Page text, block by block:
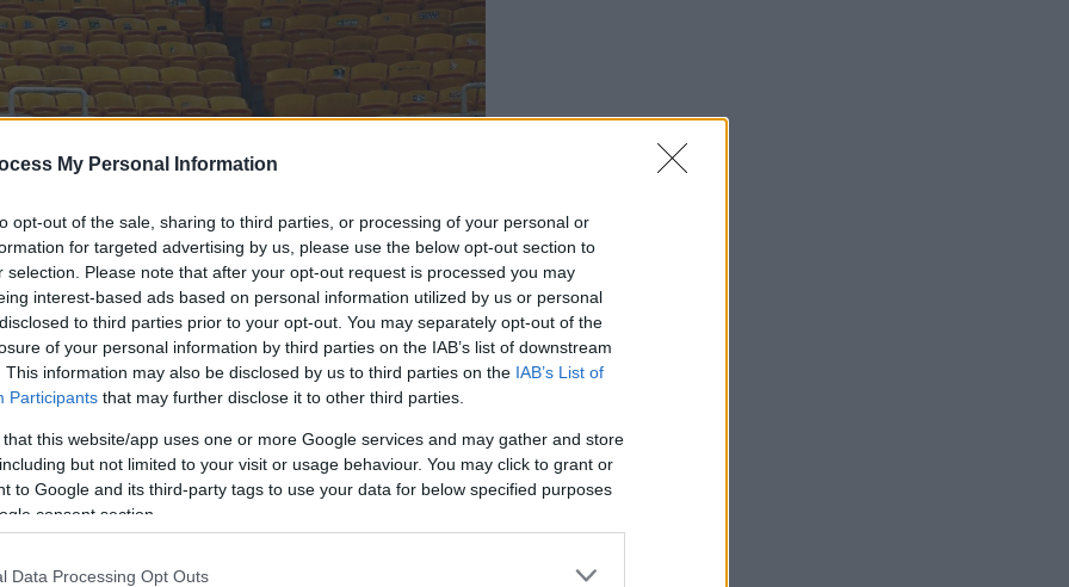
My Personal Information
opt-out of the sale, sharing to third parties, or processing of your personal or
for targeted advertising by us, please use the below opt-out section to
selection. Please note that after your opt-out request is processed you may
interest-based ads based on personal information utilized by us or personal
to third parties prior to your opt-out. You may separately opt-out of the
of your personal information by third parties on the IAB’s list of downstream
This information may also be disclosed by us to third parties on the IAB’s List of
Participants that may further disclose it to other third parties.
that this website/app uses one or more Google services and may gather and store
but not limited to your visit or usage behaviour. You may click to grant or
to Google and its third-party tags to use your data for below specified purposes
consent section.
Data Processing Opt Outs